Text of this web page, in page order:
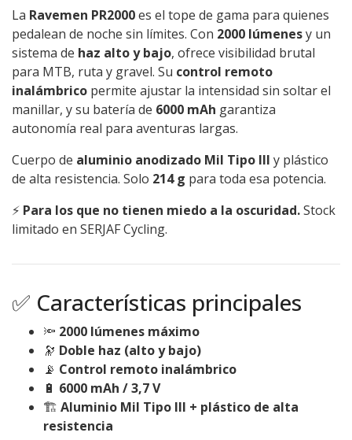
La Ravemen PR2000es el tope de gama para quienes
pedalean de noche sin límites. Con 2000 lúmenesy un
sistema de haz alto y bajo, ofrece visibilidad brutal
para MTB, ruta y gravel. Su control remoto
inalámbrico permite ajustar la intensidad sin soltar el
manillar, y su batería de 6000 mAh garantiza
autonomía real para aventuras largas.
Cuerpo de aluminio anodizado Mil Tipo III y plástico
de alta resistencia. Solo 214 g para toda esa potencia.
⚡ Para los que no tienen miedo a la oscuridad.Stock
limitado en SERJAF Cycling.
✅ Características principales
🔦 2000 lúmenes máximo
🔭 Doble haz (alto y bajo)
📡 Control remoto inalámbrico
🔋 6000 mAh / 3,7 V
🏗️ Aluminio Mil Tipo III + plástico de alta
resistencia